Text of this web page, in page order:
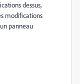
dessus,
modifications
panneau